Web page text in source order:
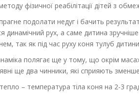
методу фізичної реабілітації дітей з
подолати недуг і бачить
динамічний рух, а саме дитина
так як під час руху коня тулуб
полягає ще у тому, що окрім
ще два чинники, які сприяють
– температура тіла коня на 2-3